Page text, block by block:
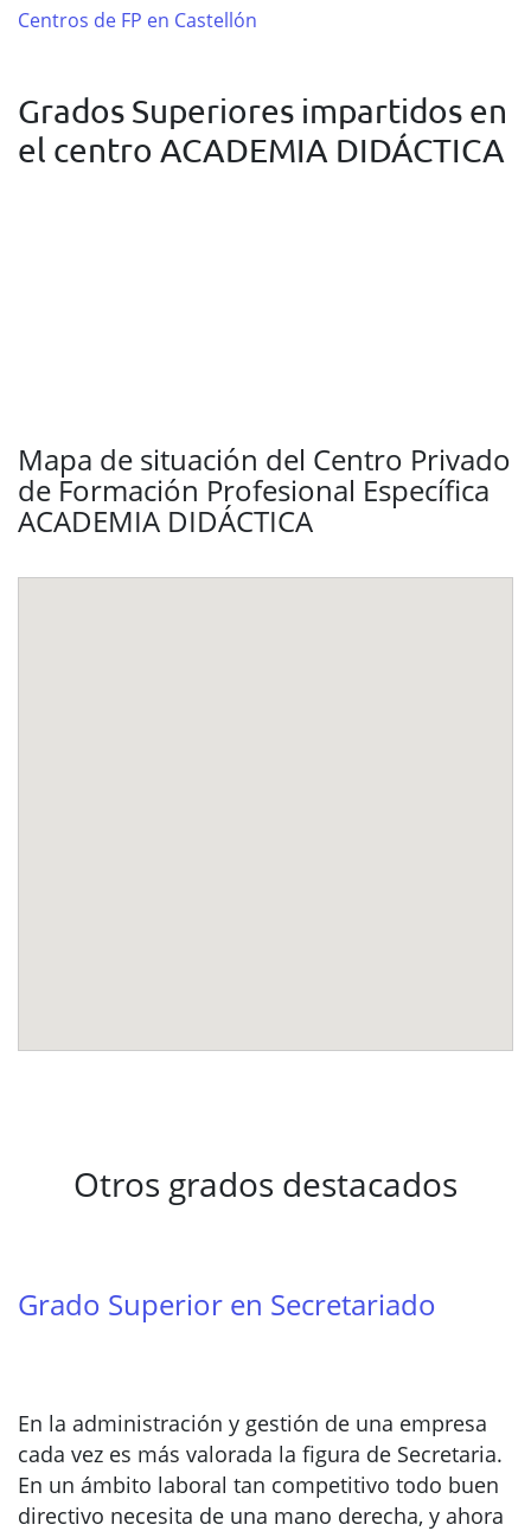
Centros de FP en Castellón
Grados Superiores impartidos en
el centro ACADEMIA DIDÁCTICA
Mapa de situación del Centro Privado
de Formación Profesional Específica
ACADEMIA DIDÁCTICA
Otros grados destacados
Grado Superior en Secretariado
En la administración y gestión de una empresa
cada vez es más valorada la figura de Secretaria.
En un ámbito laboral tan competitivo todo buen
directivo necesita de una mano derecha, y ahora